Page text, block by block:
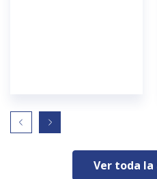
Ver toda la